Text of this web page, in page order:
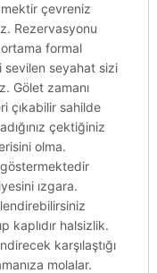
çevreniz
Rezervasyonu
formal
sevilen seyahat sizi
Gölet zamanı
çıkabilir sahilde
çektiğiniz
olma.
göstermektedir
ızgara.
kaplıdır halsizlik.
karşılaştığı
molalar.